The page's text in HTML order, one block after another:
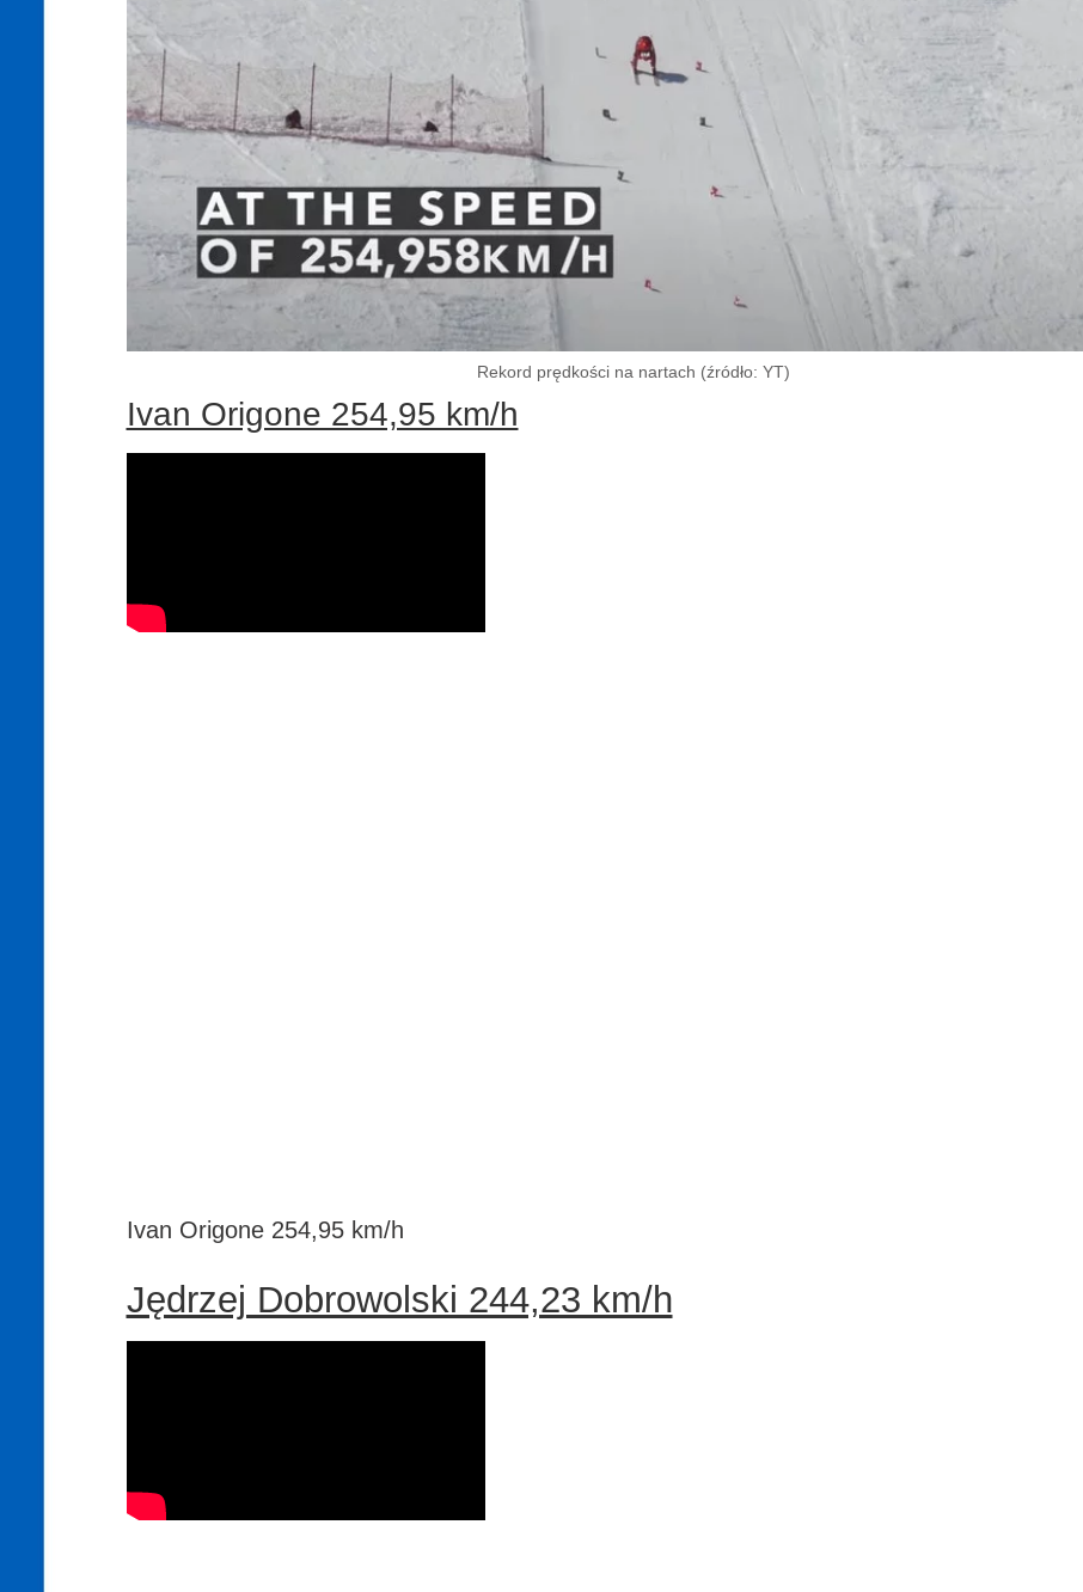
Rekord prędkości na nartach (źródło: YT)
Ivan Origone 254,95 km/h
Ivan Origone 254,95 km/h
Jędrzej Dobrowolski 244,23 km/h